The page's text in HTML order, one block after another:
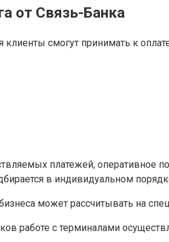
от Связь-Банка
клиенты смогут принимать к
платежей, оперативное
в индивидуальном
может рассчитывать на
работе с терминалами